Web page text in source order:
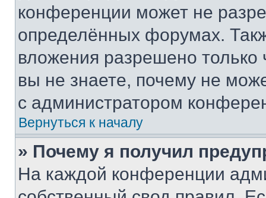
конференции может не
определённых форумах.
вложения разрешено
вы не знаете, почему не
с администратором
Вернуться к началу
» Почему я получил
На каждой конференции